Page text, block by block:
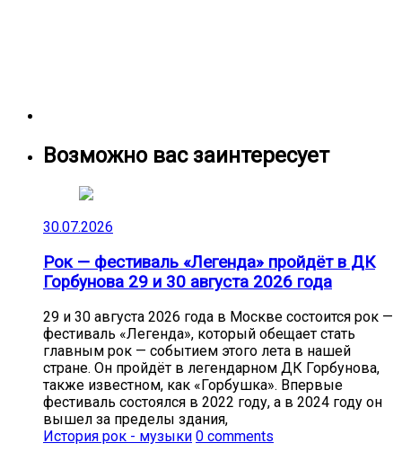
Возможно вас заинтересует
30.07.2026
Рок — фестиваль «Легенда» пройдёт в ДК
Горбунова 29 и 30 августа 2026 года
29 и 30 августа 2026 года в Москве состоится рок —
фестиваль «Легенда», который обещает стать
главным рок — событием этого лета в нашей
стране. Он пройдёт в легендарном ДК Горбунова,
также известном, как «Горбушка». Впервые
фестиваль состоялся в 2022 году, а в 2024 году он
вышел за пределы здания,
История рок - музыки 0 comments